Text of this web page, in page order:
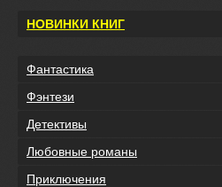
НОВИНКИ КНИГ
Фантастика
Фэнтези
Детективы
Любовные романы
Приключения